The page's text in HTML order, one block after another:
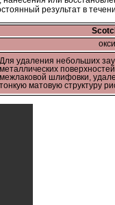
результат в
Для удаления небольших
металлических
межлаковой шлифовки,
тонкую матовую структуру